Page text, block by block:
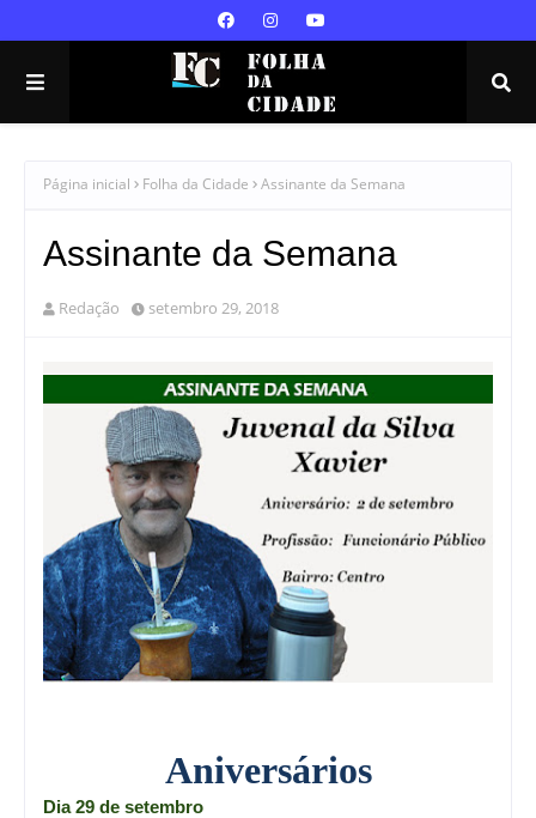
Página inicial Folha da Cidade Assinante da Semana
Assinante da Semana
Redação setembro 29, 2018
Aniversários
Dia 29 de setembro